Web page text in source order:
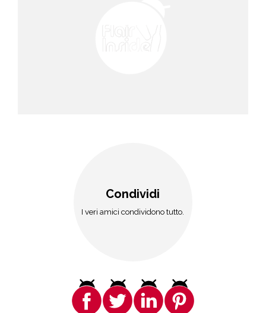
Condividi
I veri amici condividono tutto.